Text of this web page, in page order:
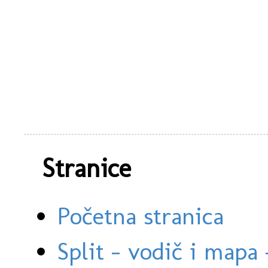
Stranice
Početna stranica
Split - vodič i